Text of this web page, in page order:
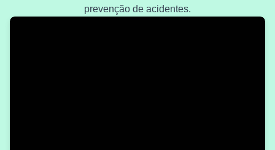
prevenção de acidentes.